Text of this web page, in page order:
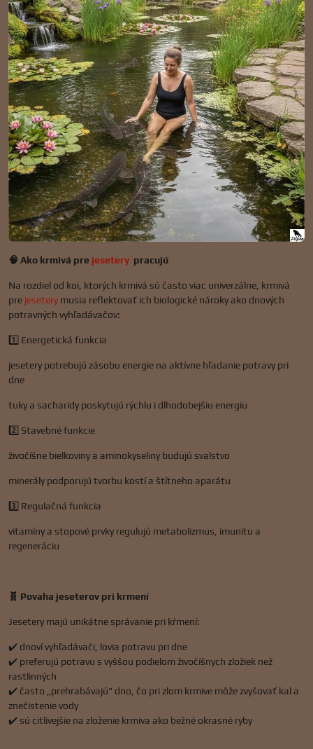
🧠 Ako krmivá pre jesetery pracujú
Na rozdiel od koi, ktorých krmivá sú často viac univerzálne, krmivá
pre jesetery musia reflektovať ich biologické nároky ako dnových
potravných vyhľadávačov:
1️⃣ Energetická funkcia
jesetery potrebujú zásobu energie na aktívne hľadanie potravy pri
dne
tuky a sacharidy poskytujú rýchlu i dlhodobejšiu energiu
2️⃣ Stavebné funkcie
živočíšne bielkoviny a aminokyseliny budujú svalstvo
minerály podporujú tvorbu kostí a štítneho aparátu
3️⃣ Regulačná funkcia
vitamíny a stopové prvky regulujú metabolizmus, imunitu a
regeneráciu
🧬 Povaha jeseterov pri krmení
Jesetery majú unikátne správanie pri kŕmení:
✔️ dnoví vyhľadávači, lovia potravu pri dne
✔️ preferujú potravu s vyššou podielom živočíšnych zložiek než
rastlinných
✔️ často „prehrabávajú" dno, čo pri zlom krmive môže zvyšovať kal a
znečistenie vody
✔️ sú citlivejšie na zloženie krmiva ako bežné okrasné ryby